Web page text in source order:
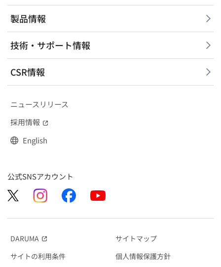
製品情報
技術・サポート情報
CSR情報
ニュースリリース
採用情報
English
公式SNSアカウント
DARUMA
サイトマップ
サイトの利用条件
個人情報保護方針